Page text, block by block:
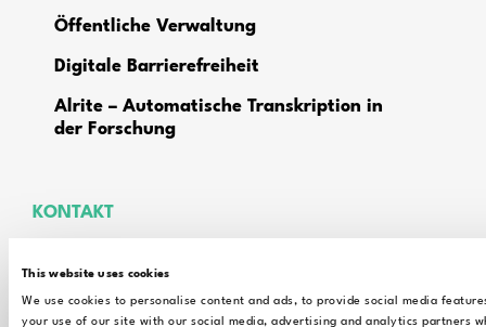
This website uses cookies
We use cookies to personalise content and ads, to provide social media
your use of our site with our social media, advertising and analytics partners
Öffentliche Verwaltung
Digitale Barrierefreiheit
Alrite – Automatische Transkription in
der Forschung
KONTAKT
Kontakt zum Vertrieb